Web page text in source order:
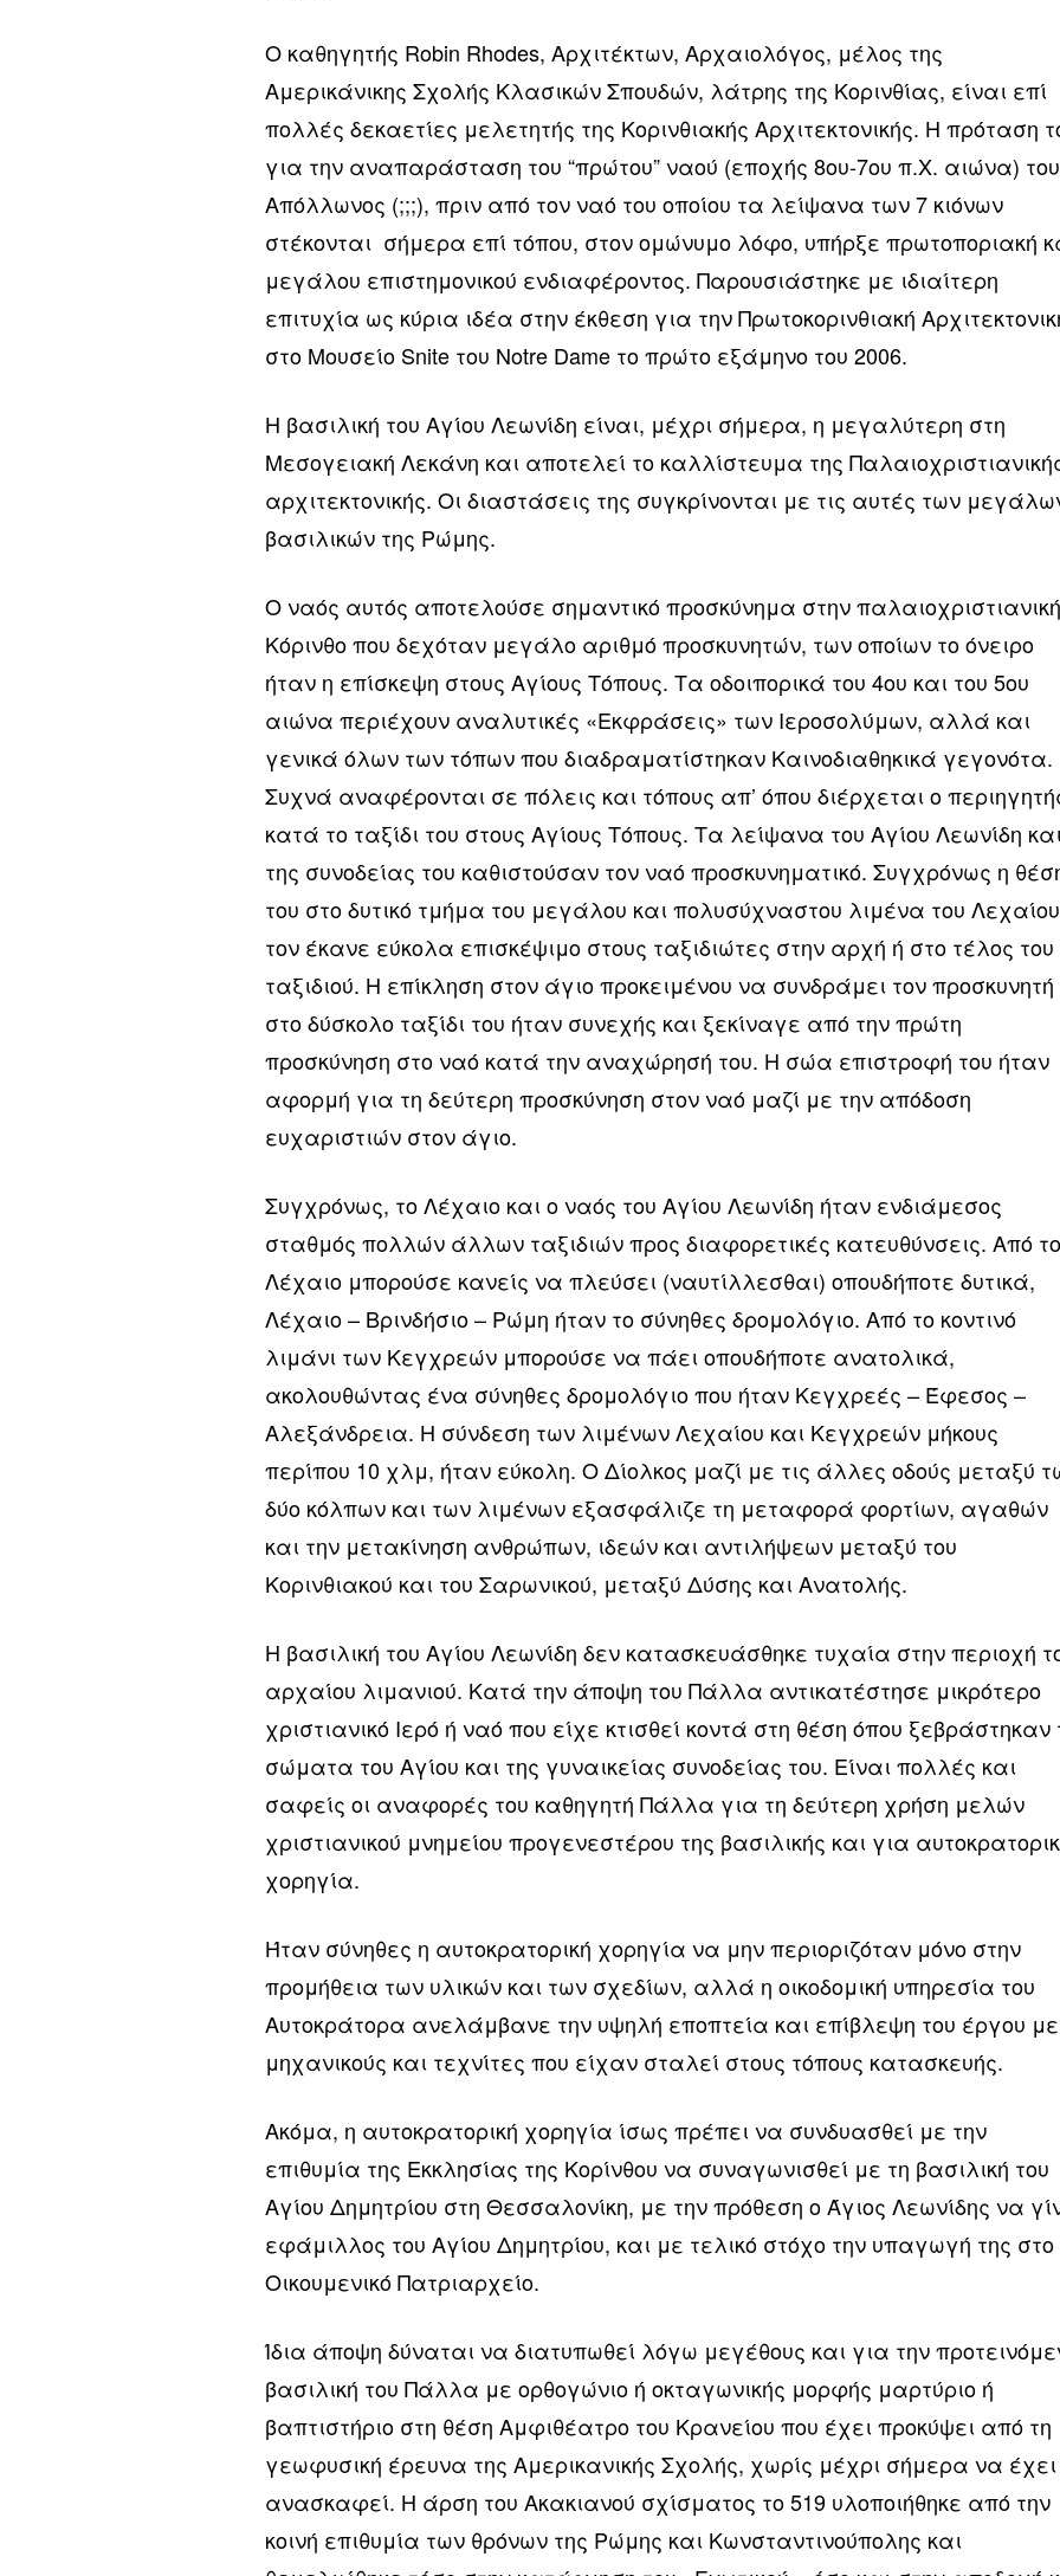
Ο καθηγητής Robin Rhodes, Αρχιτέκτων, Αρχαιολόγος, μέλος της
Αμερικάνικης Σχολής Κλασικών Σπουδών, λάτρης της Κορινθίας, είναι επί
πολλές δεκαετίες μελετητής της Κορινθιακής Αρχιτεκτονικής. Η πρόταση
για την αναπαράσταση του “πρώτου” ναού (εποχής 8ου-7ου π.Χ. αιώνα) του
Απόλλωνος (;;;), πριν από τον ναό του οποίου τα λείψανα των 7 κιόνων
στέκονται σήμερα επί τόπου, στον ομώνυμο λόφο, υπήρξε πρωτοποριακή
μεγάλου επιστημονικού ενδιαφέροντος. Παρουσιάστηκε με ιδιαίτερη
επιτυχία ως κύρια ιδέα στην έκθεση για την Πρωτοκορινθιακή
στο Μουσείο Snite του Notre Dame το πρώτο εξάμηνο του 2006.
Η βασιλική του Αγίου Λεωνίδη είναι, μέχρι σήμερα, η μεγαλύτερη στη
Μεσογειακή Λεκάνη και αποτελεί το καλλίστευμα της
αρχιτεκτονικής. Οι διαστάσεις της συγκρίνονται με τις αυτές των
βασιλικών της Ρώμης.
Ο ναός αυτός αποτελούσε σημαντικό προσκύνημα στην
Κόρινθο που δεχόταν μεγάλο αριθμό προσκυνητών, των οποίων το όνειρο
ήταν η επίσκεψη στους Αγίους Τόπους. Τα οδοιπορικά του 4ου και του 5ου
αιώνα περιέχουν αναλυτικές «Εκφράσεις» των Ιεροσολύμων, αλλά και
γενικά όλων των τόπων που διαδραματίστηκαν Καινοδιαθηκικά γεγονότα.
Συχνά αναφέρονται σε πόλεις και τόπους απ’ όπου διέρχεται ο
κατά το ταξίδι του στους Αγίους Τόπους. Τα λείψανα του Αγίου Λεωνίδη
της συνοδείας του καθιστούσαν τον ναό προσκυνηματικό. Συγχρόνως η
του στο δυτικό τμήμα του μεγάλου και πολυσύχναστου λιμένα του Λεχαίου
τον έκανε εύκολα επισκέψιμο στους ταξιδιώτες στην αρχή ή στο τέλος του
ταξιδιού. Η επίκληση στον άγιο προκειμένου να συνδράμει τον προσκυνητή
στο δύσκολο ταξίδι του ήταν συνεχής και ξεκίναγε από την πρώτη
προσκύνηση στο ναό κατά την αναχώρησή του. Η σώα επιστροφή του ήταν
αφορμή για τη δεύτερη προσκύνηση στον ναό μαζί με την απόδοση
ευχαριστιών στον άγιο.
Συγχρόνως, το Λέχαιο και ο ναός του Αγίου Λεωνίδη ήταν ενδιάμεσος
σταθμός πολλών άλλων ταξιδιών προς διαφορετικές κατευθύνσεις. Από
Λέχαιο μπορούσε κανείς να πλεύσει (ναυτίλλεσθαι) οπουδήποτε δυτικά,
Λέχαιο – Βρινδήσιο – Ρώμη ήταν το σύνηθες δρομολόγιο. Από το κοντινό
λιμάνι των Κεγχρεών μπορούσε να πάει οπουδήποτε ανατολικά,
ακολουθώντας ένα σύνηθες δρομολόγιο που ήταν Κεγχρεές – Έφεσος –
Αλεξάνδρεια. Η σύνδεση των λιμένων Λεχαίου και Κεγχρεών μήκους
περίπου 10 χλμ, ήταν εύκολη. Ο Δίολκος μαζί με τις άλλες οδούς μεταξύ
δύο κόλπων και των λιμένων εξασφάλιζε τη μεταφορά φορτίων, αγαθών
και την μετακίνηση ανθρώπων, ιδεών και αντιλήψεων μεταξύ του
Κορινθιακού και του Σαρωνικού, μεταξύ Δύσης και Ανατολής.
Η βασιλική του Αγίου Λεωνίδη δεν κατασκευάσθηκε τυχαία στην περιοχή
αρχαίου λιμανιού. Κατά την άποψη του Πάλλα αντικατέστησε μικρότερο
χριστιανικό Ιερό ή ναό που είχε κτισθεί κοντά στη θέση όπου ξεβράστηκαν
σώματα του Αγίου και της γυναικείας συνοδείας του. Είναι πολλές και
σαφείς οι αναφορές του καθηγητή Πάλλα για τη δεύτερη χρήση μελών
χριστιανικού μνημείου προγενεστέρου της βασιλικής και για
χορηγία.
Ήταν σύνηθες η αυτοκρατορική χορηγία να μην περιοριζόταν μόνο στην
προμήθεια των υλικών και των σχεδίων, αλλά η οικοδομική υπηρεσία του
Αυτοκράτορα ανελάμβανε την υψηλή εποπτεία και επίβλεψη του έργου με
μηχανικούς και τεχνίτες που είχαν σταλεί στους τόπους κατασκευής.
Ακόμα, η αυτοκρατορική χορηγία ίσως πρέπει να συνδυασθεί με την
επιθυμία της Εκκλησίας της Κορίνθου να συναγωνισθεί με τη βασιλική του
Αγίου Δημητρίου στη Θεσσαλονίκη, με την πρόθεση ο Άγιος Λεωνίδης να
εφάμιλλος του Αγίου Δημητρίου, και με τελικό στόχο την υπαγωγή της στο
Οικουμενικό Πατριαρχείο.
Ίδια άποψη δύναται να διατυπωθεί λόγω μεγέθους και για την
βασιλική του Πάλλα με ορθογώνιο ή οκταγωνικής μορφής μαρτύριο ή
βαπτιστήριο στη θέση Αμφιθέατρο του Κρανείου που έχει προκύψει από τη
γεωφυσική έρευνα της Αμερικανικής Σχολής, χωρίς μέχρι σήμερα να έχει
ανασκαφεί. Η άρση του Ακακιανού σχίσματος το 519 υλοποιήθηκε από την
κοινή επιθυμία των θρόνων της Ρώμης και Κωνσταντινούπολης και